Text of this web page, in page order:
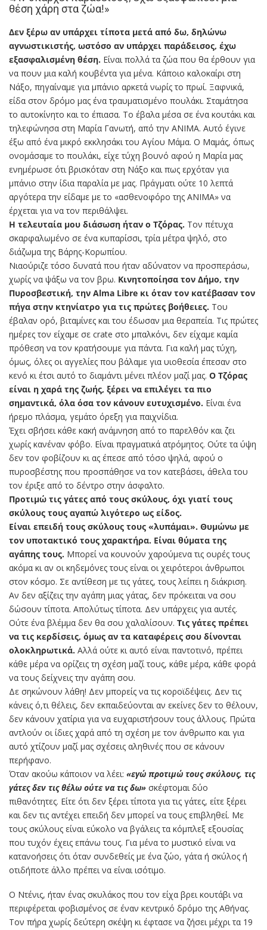
θέση χάρη στα ζώα!»
Δεν ξέρω αν υπάρχει τίποτα μετά από δω, δηλώνω
αγνωστικιστής, ωστόσο αν υπάρχει παράδεισος, έχω
εξασφαλισμένη θέση. Είναι πολλά τα ζώα που θα έρθουν για
να πουν μια καλή κουβέντα για μένα. Κάποιο καλοκαίρι στη
Νάξο, πηγαίναμε για μπάνιο αρκετά νωρίς το πρωί. Ξαφνικά,
είδα στον δρόμο μας ένα τραυματισμένο πουλάκι. Σταμάτησα
το αυτοκίνητο και το έπιασα. Το έβαλα μέσα σε ένα κουτάκι και
τηλεφώνησα στη Μαρία Γανωτή, από την ΑΝΙΜΑ. Αυτό έγινε
έξω από ένα μικρό εκκλησάκι του Αγίου Μάμα. Ο Μαμάς, όπως
ονομάσαμε το πουλάκι, είχε τύχη βουνό αφού η Μαρία μας
ενημέρωσε ότι βρισκόταν στη Νάξο και πως ερχόταν για
μπάνιο στην ίδια παραλία με μας. Πράγματι ούτε 10 λεπτά
αργότερα την είδαμε με το «ασθενοφόρο της ΑΝΙΜΑ» να
έρχεται για να τον περιθάλψει.
Η τελευταία μου διάσωση ήταν ο Τζόρας. Τον πέτυχα
σκαρφαλωμένο σε ένα κυπαρίσσι, τρία μέτρα ψηλό, στο
διάζωμα της Βάρης-Κορωπίου.
Νιαούριζε τόσο δυνατά που ήταν αδύνατον να προσπεράσω,
χωρίς να ψάξω να τον βρω. Κινητοποίησα τον Δήμο, την
Πυροσβεστική, την Alma Libre κι όταν τον κατέβασαν τον
πήγα στην κτηνίατρο για τις πρώτες βοήθειες. Του
έβαλαν ορό, βιταμίνες και του έδωσαν μια θεραπεία. Τις πρώτες
ημέρες τον είχαμε σε crate στο μπαλκόνι, δεν είχαμε καμία
πρόθεση να τον κρατήσουμε για πάντα. Για καλή μας τύχη,
όμως, όλες οι αγγελίες που βάλαμε για υιοθεσία έπεσαν στο
κενό κι έτσι αυτό το διαμάντι μένει πλέον μαζί μας. Ο Τζόρας
είναι η χαρά της ζωής, ξέρει να επιλέγει τα πιο
σημαντικά, όλα όσα τον κάνουν ευτυχισμένο. Είναι ένα
ήρεμο πλάσμα, γεμάτο όρεξη για παιχνίδια.
Έχει σβήσει κάθε κακή ανάμνηση από το παρελθόν και ζει
χωρίς κανέναν φόβο. Είναι πραγματικά ατρόμητος. Ούτε τα ύψη
δεν τον φοβίζουν κι ας έπεσε από τόσο ψηλά, αφού ο
πυροσβέστης που προσπάθησε να τον κατεβάσει, άθελα του
τον έριξε από το δέντρο στην άσφαλτο.
Προτιμώ τις γάτες από τους σκύλους, όχι γιατί τους
σκύλους τους αγαπώ λιγότερο ως είδος.
Είναι επειδή τους σκύλους τους «λυπάμαι». Θυμώνω με
τον υποτακτικό τους χαρακτήρα. Είναι θύματα της
αγάπης τους. Μπορεί να κουνούν χαρούμενα τις ουρές τους
ακόμα κι αν οι κηδεμόνες τους είναι οι χειρότεροι άνθρωποι
στον κόσμο. Σε αντίθεση με τις γάτες, τους λείπει η διάκριση.
Αν δεν αξίζεις την αγάπη μιας γάτας, δεν πρόκειται να σου
δώσουν τίποτα. Απολύτως τίποτα. Δεν υπάρχεις για αυτές.
Ούτε ένα βλέμμα δεν θα σου χαλαλίσουν. Τις γάτες πρέπει
να τις κερδίσεις, όμως αν τα καταφέρεις σου δίνονται
ολοκληρωτικά. Αλλά ούτε κι αυτό είναι παντοτινό, πρέπει
κάθε μέρα να ορίζεις τη σχέση μαζί τους, κάθε μέρα, κάθε φορά
να τους δείχνεις την αγάπη σου.
Δε σηκώνουν λάθη! Δεν μπορείς να τις κοροϊδέψεις. Δεν τις
κάνεις ό,τι θέλεις, δεν εκπαιδεύονται αν εκείνες δεν το θέλουν,
δεν κάνουν χατίρια για να ευχαριστήσουν τους άλλους. Πρώτα
αντλούν οι ίδιες χαρά από τη σχέση με τον άνθρωπο και για
αυτό χτίζουν μαζί μας σχέσεις αληθινές που σε κάνουν
περήφανο.
Όταν ακούω κάποιον να λέει: «εγώ προτιμώ τους σκύλους, τις
γάτες δεν τις θέλω ούτε να τις δω» σκέφτομαι δύο
πιθανότητες. Είτε ότι δεν ξέρει τίποτα για τις γάτες, είτε ξέρει
και δεν τις αντέχει επειδή δεν μπορεί να τους επιβληθεί. Με
τους σκύλους είναι εύκολο να βγάλεις τα κόμπλεξ εξουσίας
που τυχόν έχεις επάνω τους. Για μένα το μυστικό είναι να
κατανοήσεις ότι όταν συνδεθείς με ένα ζώο, γάτα ή σκύλος ή
οτιδήποτε άλλο πρέπει να είναι ισότιμο.
Ο Ντένις, ήταν ένας σκυλάκος που τον είχα βρει κουτάβι να
περιφέρεται φοβισμένος σε έναν κεντρικό δρόμο της Αθήνας.
Τον πήρα χωρίς δεύτερη σκέψη κι έφτασε να ζήσει μέχρι τα 19